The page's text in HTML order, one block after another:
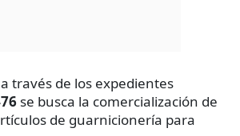
través de los expedientes
se busca la comercialización de
de guarnicionería para